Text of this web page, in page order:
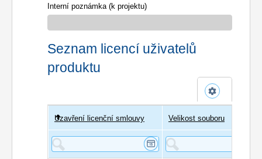
Interní poznámka (k projektu)
Seznam licencí uživatelů
produktu
Uživatel
Uzavření licenční smlouvy Velikost souboru